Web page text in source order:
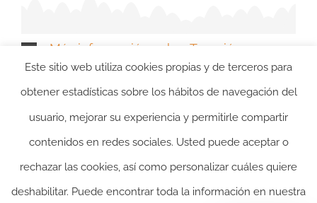
Más información sobre Tasación para
Reparto de Herencia
Este sitio web utiliza cookies propias y de terceros para
obtener estadísticas sobre los hábitos de navegación del
usuario, mejorar su experiencia y permitirle compartir
contenidos en redes sociales. Usted puede aceptar o
rechazar las cookies, así como personalizar cuáles quiere
deshabilitar. Puede encontrar toda la información en nuestra